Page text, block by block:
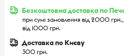
Безкоштовна доставка по
при сумі замовлення від 2000
від 1000 грн.
Доставка по Києву
300 грн.